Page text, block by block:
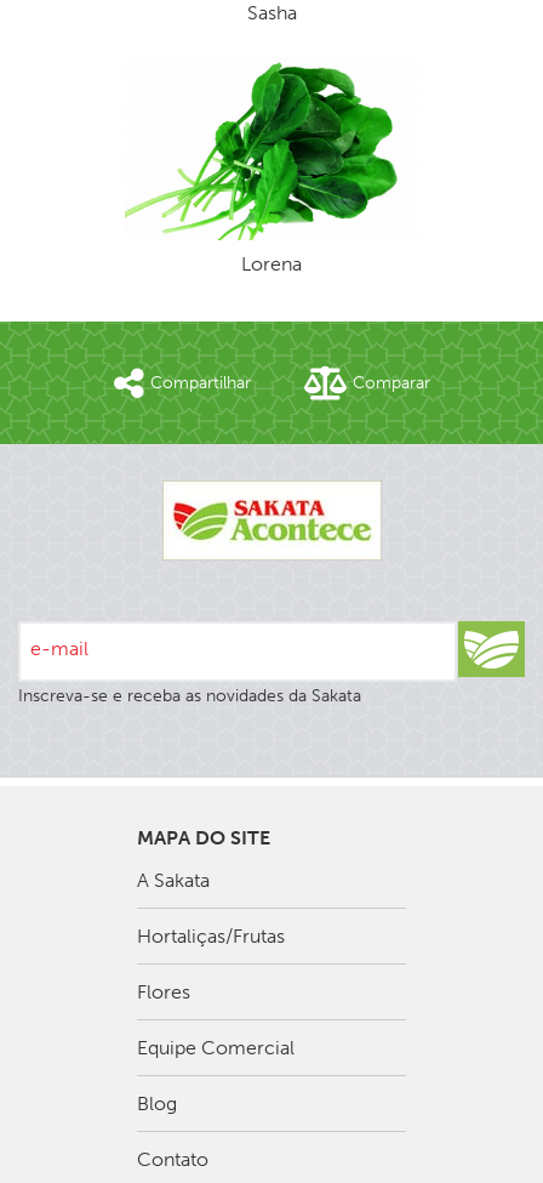
Sasha
Lorena
Compartilhar Comparar
e-mail
Inscreva-se e receba as novidades da Sakata
MAPA DO SITE
A Sakata
Hortaliças/Frutas
Flores
Equipe Comercial
Blog
Contato